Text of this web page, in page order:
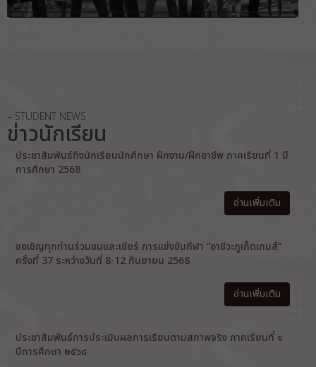
– STUDENT NEWS
ข่าวนักเรียน
ประชาสัมพันธ์ถึงนักเรียนนักศึกษา ฝึกงาน/ฝึกอาชีพ ภาคเรียนที่ 1 ปี
การศึกษา 2568
อ่านเพิ่มเติม
ขอเชิญทุกท่านร่วมชมและเชียร์ การแข่งขันกีฬา “อาชีวะภูเก็ตเกมส์”
ครั้งที่ 37 ระหว่างวันที่ 8-12 กันยายน 2568
อ่านเพิ่มเติม
ประชาสัมพันธ์การประเมินผลการเรียนตามสภาพจริง ภาคเรียนที่ ๑
ปีการศึกษา ๒๕๖๘